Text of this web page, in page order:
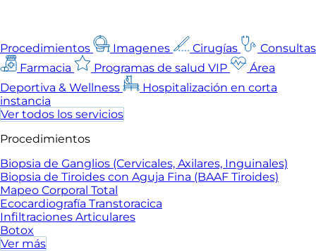
Procedimientos Imagenes Cirugías
Consultas
Farmacia
Programas de salud VIP
Área
Deportiva & Wellness
Hospitalización en corta
instancia
Ver todos los servicios
Procedimientos
Biopsia de Ganglios (Cervicales, Axilares, Inguinales)
Biopsia de Tiroides con Aguja Fina (BAAF Tiroides)
Mapeo Corporal Total
Ecocardiografía Transtoracica
Infiltraciones Articulares
Botox
Ver más